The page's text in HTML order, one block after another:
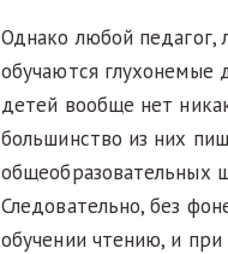
Однако любой педагог,
обучаются глухонемые
детей вообще нет
большинство из них
общеобразовательных
Следовательно, без
обучении чтению, и при